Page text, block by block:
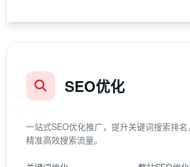
SEO优化
一站式SEO优化推广，提升关键词搜索排
精准高效搜索流量。